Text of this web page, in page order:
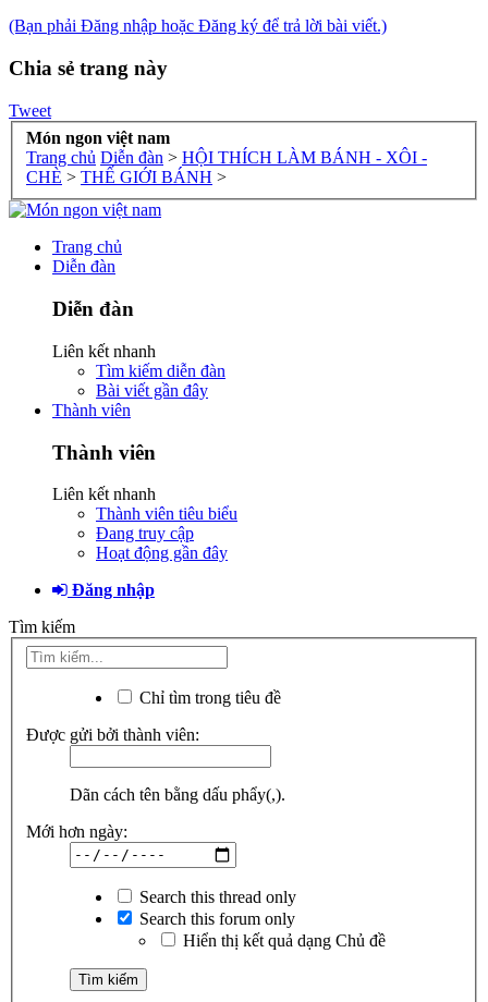
(Bạn phải Đăng nhập hoặc Đăng ký để trả lời bài viết.)
Chia sẻ trang này
Tweet
Món ngon việt nam
Trang chủ Diễn đàn > HỘI THÍCH LÀM BÁNH - XÔI -
CHÈ > THẾ GIỚI BÁNH >
Trang chủ
Diễn đàn
Diễn đàn
Liên kết nhanh
Tìm kiếm diễn đàn
Bài viết gần đây
Thành viên
Thành viên
Liên kết nhanh
Thành viên tiêu biểu
Đang truy cập
Hoạt động gần đây
Đăng nhập
Tìm kiếm
Chỉ tìm trong tiêu đề
Được gửi bởi thành viên:
Dãn cách tên bằng dấu phẩy(,).
Mới hơn ngày:
Search this thread only
Search this forum only
Hiển thị kết quả dạng Chủ đề